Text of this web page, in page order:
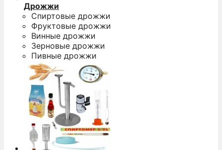
Дрожжи
Спиртовые дрожжи
Фруктовые дрожжи
Винные дрожжи
Зерновые дрожжи
Пивные дрожжи